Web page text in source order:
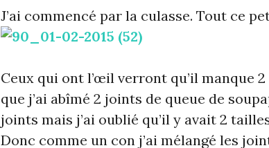
J’ai commencé par la culasse. Tout ce
Ceux qui ont l’œil verront qu’il manque
que j’ai abîmé 2 joints de queue de
joints mais j’ai oublié qu’il y avait 2
Donc comme un con j’ai mélangé les